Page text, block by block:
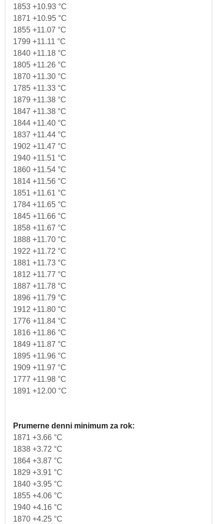
1853 +10.93 °C
1871 +10.95 °C
1855 +11.07 °C
1799 +11.11 °C
1840 +11.18 °C
1805 +11.26 °C
1870 +11.30 °C
1785 +11.33 °C
1879 +11.38 °C
1847 +11.38 °C
1844 +11.40 °C
1837 +11.44 °C
1902 +11.47 °C
1940 +11.51 °C
1860 +11.54 °C
1814 +11.56 °C
1851 +11.61 °C
1784 +11.65 °C
1845 +11.66 °C
1858 +11.67 °C
1888 +11.70 °C
1922 +11.72 °C
1881 +11.73 °C
1812 +11.77 °C
1887 +11.78 °C
1896 +11.79 °C
1912 +11.80 °C
1776 +11.84 °C
1816 +11.86 °C
1849 +11.87 °C
1895 +11.96 °C
1909 +11.97 °C
1777 +11.98 °C
1891 +12.00 °C
Prumerne denni minimum za rok:
1871 +3.66 °C
1838 +3.72 °C
1864 +3.87 °C
1829 +3.91 °C
1840 +3.95 °C
1855 +4.06 °C
1940 +4.16 °C
1870 +4.25 °C